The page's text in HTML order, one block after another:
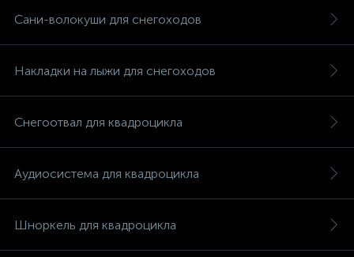
Сани-волокуши для снегоходов
Накладки на лыжи для снегоходов
Снегоотвал для квадроцикла
Аудиосистема для квадроцикла
Шноркель для квадроцикла